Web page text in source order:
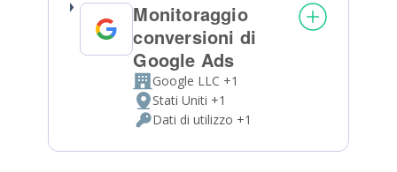
Monitoraggio
conversioni di
Google Ads
Azienda:
Google LLC +1
Luogo
del
trattamento:
Stati Uniti +1
Dati
Personali
Dati di utilizzo +1